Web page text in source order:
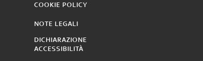
COOKIE POLICY
NOTE LEGALI
DICHIARAZIONE
ACCESSIBILITÀ